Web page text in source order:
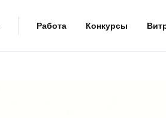
Работа Конкурсы